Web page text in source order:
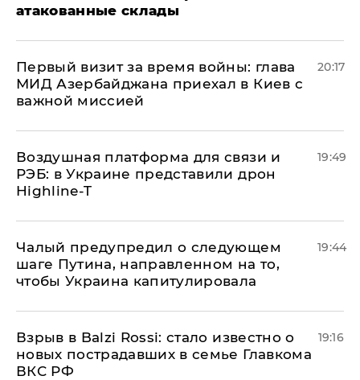
атакованные склады
Первый визит за время войны: глава
МИД Азербайджана приехал в Киев с
важной миссией
20:17
Воздушная платформа для связи и
РЭБ: в Украине представили дрон
Highline-T
19:49
Чалый предупредил о следующем
шаге Путина, направленном на то,
чтобы Украина капитулировала
19:44
Взрыв в Balzi Rossi: стало известно о
новых пострадавших в семье Главкома
ВКС РФ
19:16